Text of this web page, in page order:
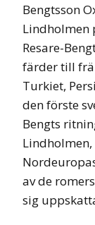
Bengtsson
Lindholmen
Resare-
färder till
Turkiet,
den förste
Bengts
av de
sig